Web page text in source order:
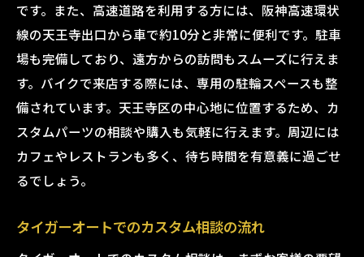
です。また、高速道路を利用する方には、阪神高速環状
線の天王寺出口から車で約10分と非常に便利です。駐車
場も完備しており、遠方からの訪問もスムーズに行えま
す。バイクで来店する際には、専用の駐輪スペースも整
備されています。天王寺区の中心地に位置するため、カ
スタムパーツの相談や購入も気軽に行えます。周辺には
カフェやレストランも多く、待ち時間を有意義に過ごせ
るでしょう。
タイガーオートでのカスタム相談の流れ